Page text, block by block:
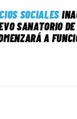
SOCIALES
SANATORIO
A